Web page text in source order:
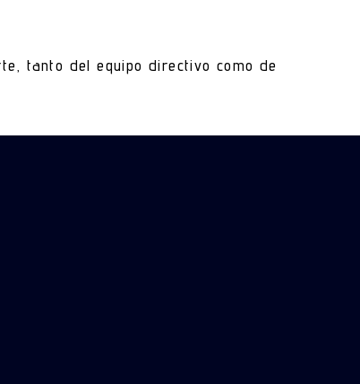
tanto del equipo directivo como de